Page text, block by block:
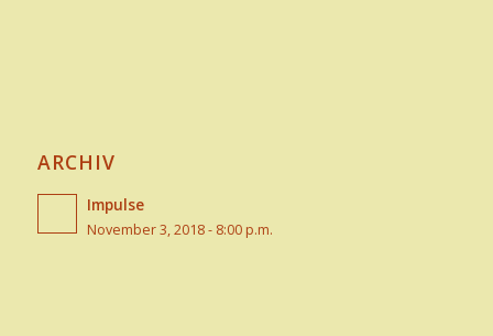
ARCHIV
Impulse
November 3, 2018 - 8:00 p.m.